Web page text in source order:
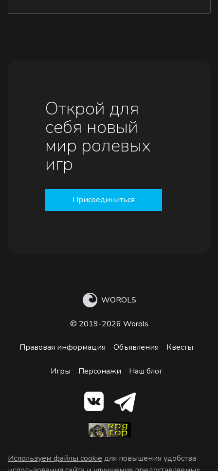
Открой для
себя новый
мир ролевых
игр
Присоединиться
WOROLS
© 2019-2026 Worols
Правовая информация Объявления Квесты
Игры Персонажи Наш блог
Используем файлы cookie для повышения удобства